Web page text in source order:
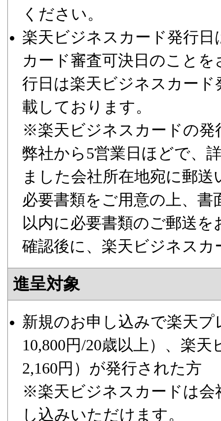
ください。
楽天ビジネスカード発行
カード審査可決日のこと
行日は楽天ビジネスカー
載しております。
※楽天ビジネスカードの発
弊社から5営業日ほどで、
ました会社所在地宛に郵
必要書類をご用意の上、
以内に必要書類のご郵送
確認後に、楽天ビジネス
進呈対象
新規のお申し込みで楽天
10,800円/20歳以上）、楽
2,160円）が発行された方
※楽天ビジネスカードは会
し込みいただけます。